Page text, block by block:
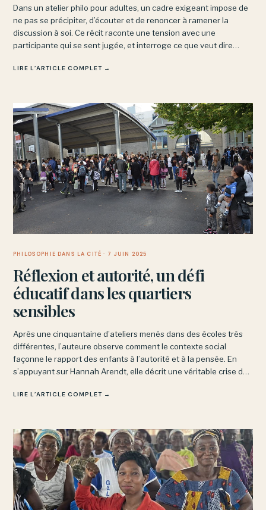
Dans un atelier philo pour adultes, un cadre exigeant impose de
ne pas se précipiter, d’écouter et de renoncer à ramener la
discussion à soi. Ce récit raconte une tension avec une
participante qui se sent jugée, et interroge ce que veut dire
LIRE L’ARTICLE COMPLET →
PHILOSOPHIE DANS LA CITÉ · 7 JUIN 2025
Réflexion et autorité, un défi
éducatif dans les quartiers
sensibles
Après une cinquantaine d’ateliers menés dans des écoles très
différentes, l’auteure observe comment le contexte social
façonne le rapport des enfants à l’autorité et à la pensée. En
s’appuyant sur Hannah Arendt, elle décrit une véritable crise de
LIRE L’ARTICLE COMPLET →